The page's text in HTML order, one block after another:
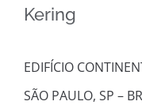
Kering
EDIFÍCIO
SÃO PAULO, SP –